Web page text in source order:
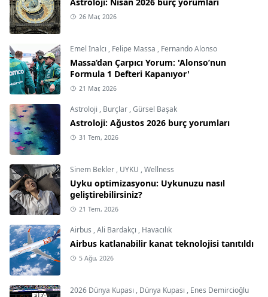
26 Mar, 2026
Emel İnalcı , Felipe Massa , Fernando Alonso
Massa’dan Çarpıcı Yorum: 'Alonso’nun
Formula 1 Defteri Kapanıyor'
21 Mar, 2026
Astroloji , Burçlar ,Gürsel Başak
Astroloji: Ağustos 2026 burç yorumları
31 Tem, 2026
Sinem Bekler , UYKU ,Wellness
Uyku optimizasyonu: Uykunuzu nasıl
geliştirebilirsiniz?
21 Tem, 2026
Airbus ,Ali Bardakçı , Havacılık
Airbus katlanabilir kanat teknolojisi tanıtıldı
5 Ağu, 2026
2026 Dünya Kupası , Dünya Kupası , Enes Demircioğlu